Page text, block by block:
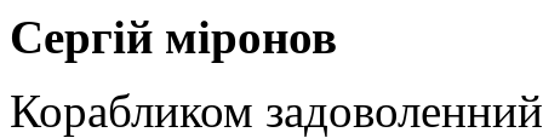
Сергій міронов
Корабликом